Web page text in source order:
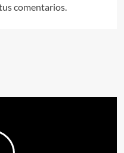
comentarios.